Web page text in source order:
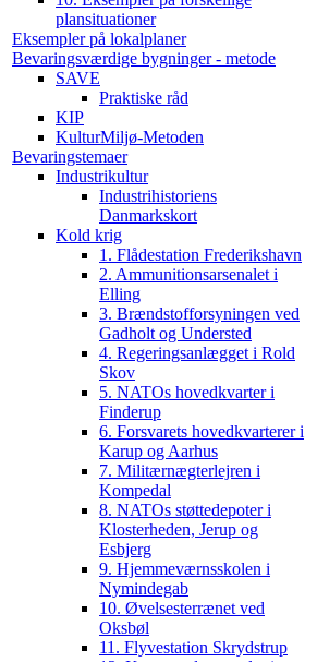
plansituationer
Eksempler på lokalplaner
Bevaringsværdige bygninger - metode
SAVE
Praktiske råd
KIP
KulturMiljø-Metoden
Bevaringstemaer
Industrikultur
Industrihistoriens
Danmarkskort
Kold krig
1. Flådestation Frederikshavn
2. Ammunitionsarsenalet i
Elling
3. Brændstofforsyningen ved
Gadholt og Understed
4. Regeringsanlægget i Rold
Skov
5. NATOs hovedkvarter i
Finderup
6. Forsvarets hovedkvarterer i
Karup og Aarhus
7. Militærnægterlejren i
Kompedal
8. NATOs støttedepoter i
Klosterheden, Jerup og
Esbjerg
9. Hjemmeværnsskolen i
Nymindegab
10. Øvelsesterrænet ved
Oksbøl
11. Flyvestation Skrydstrup